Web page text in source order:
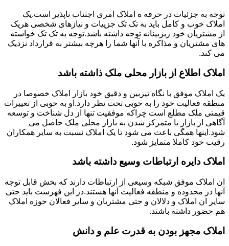
توجه به جزئیات در حرفه ه املاک امری اجتناب ناپذیر است.یک
املاک خوب و کامل باید به تک تک جزییات و نیازهای شخصی هریک
از مشتریان خود ریزبینانه توجه داشته باشد.توجه به تک تک خواسته
های مشتریان و مذاکره با آنها شما را هرچه بیشتر به قرارداد نزدیک
می کند.
املاک اطلاع از بازار محلی ملک ذاشته باشد
یک املاک موفق با نگاه تیزبین و دقیق خود بازار املاک خصوصا در
منطقه فعالیت خود را به خوبی تحت نظر دارد.او به خوبی از تغییرات
قیمتی ملک مطلع است چراکه موفقیت تنها از دل شناخت و توسعه
آگاهی از بازار یا متمرکز شدن به بازار محلی ملک حاصل می
شود.اینها همگی باعث می شود تا یک املاک نسبت به سایر همکاران
رقیب خود کاملا متمایز شود.
املاک دایره ارتباطات وسیع داشته باشد
ان املاک موفق شبکه وسیعی از ارتباطات دارند که بخش قابل توجه
آنها در محدوده و منطقه فعالیت آنها هستند.در این فهرست باید حتی
سایر ان املاک و دلالان و حتی مشتریان و سایر فعالان حوزه املاک
هم حضور داشته باشند.
املاک مجهز بودن به قدرت علم و دانش